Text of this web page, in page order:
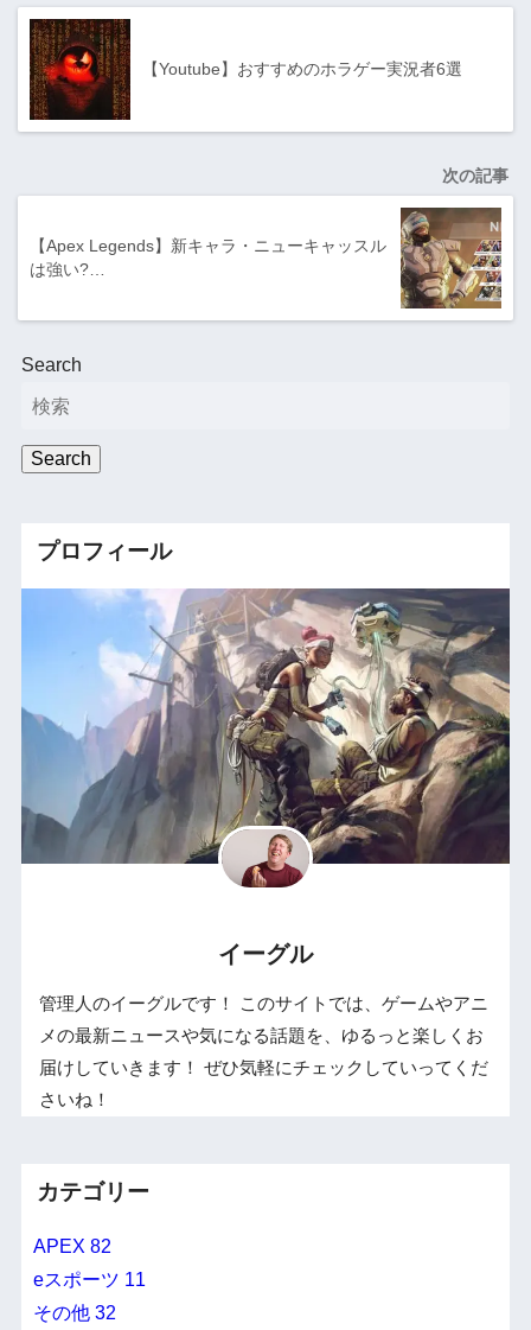
【Youtube】おすすめのホラゲー実況者6選
次の記事
【Apex Legends】新キャラ・ニューキャッスル
は強い?…
Search
Search
プロフィール
イーグル
管理人のイーグルです！ このサイトでは、ゲームやアニ
メの最新ニュースや気になる話題を、ゆるっと楽しくお
届けしていきます！ ぜひ気軽にチェックしていってくだ
さいね！
カテゴリー
APEX 82
eスポーツ 11
その他 32